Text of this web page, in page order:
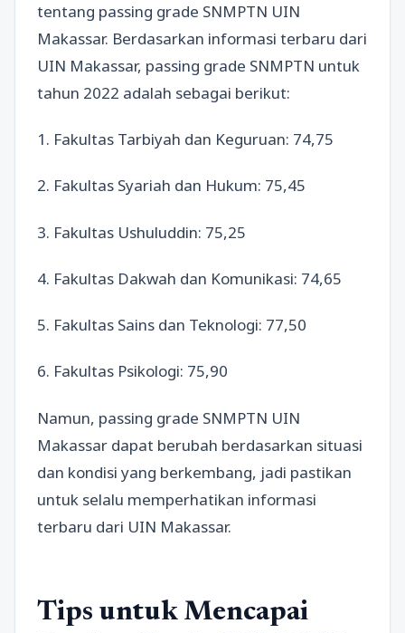
tentang passing grade SNMPTN UIN
Makassar. Berdasarkan informasi terbaru dari
UIN Makassar, passing grade SNMPTN untuk
tahun 2022 adalah sebagai berikut:
1. Fakultas Tarbiyah dan Keguruan: 74,75
2. Fakultas Syariah dan Hukum: 75,45
3. Fakultas Ushuluddin: 75,25
4. Fakultas Dakwah dan Komunikasi: 74,65
5. Fakultas Sains dan Teknologi: 77,50
6. Fakultas Psikologi: 75,90
Namun, passing grade SNMPTN UIN
Makassar dapat berubah berdasarkan situasi
dan kondisi yang berkembang, jadi pastikan
untuk selalu memperhatikan informasi
terbaru dari UIN Makassar.
Tips untuk Mencapai